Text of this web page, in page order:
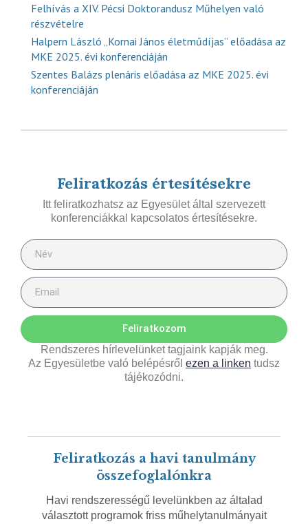
Felhívás a XIV. Pécsi Doktorandusz Műhelyen való
részvételre
Halpern László „Kornai János életműdíjas” előadása az
MKE 2025. évi konferenciáján
Szentes Balázs plenáris előadása az MKE 2025. évi
konferenciáján
Feliratkozás értesítésekre
Itt feliratkozhatsz az Egyesület által szervezett
konferenciákkal kapcsolatos értesítésekre.
Feliratkozom
Rendszeres hírlevelünket tagjaink kapják meg.
Az Egyesületbe való belépésről ezen a linken tudsz
tájékozódni.
Feliratkozás a havi tanulmány
összefoglalónkra
Havi rendszerességű levelünkben az általad
választott programok friss műhelytanulmányait